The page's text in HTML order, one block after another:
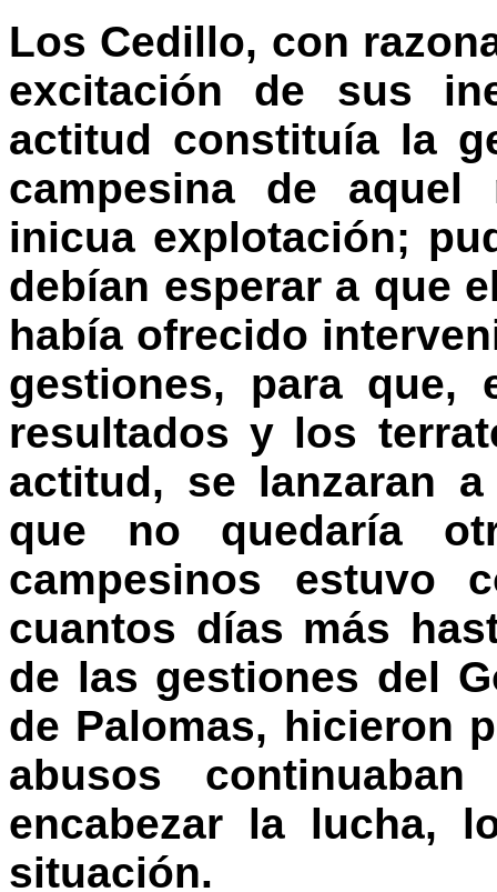
Los Cedillo, con
excitación de sus
actitud constituía la
campesina de
inicua explotación;
debían esperar a que
había ofrecido
gestiones, para que,
resultados y los
actitud, se lanzaran
que no quedaría
campesinos estuvo
cuantos días más
de las gestiones del
de Palomas, hicieron
abusos
encabezar la lucha,
situación.